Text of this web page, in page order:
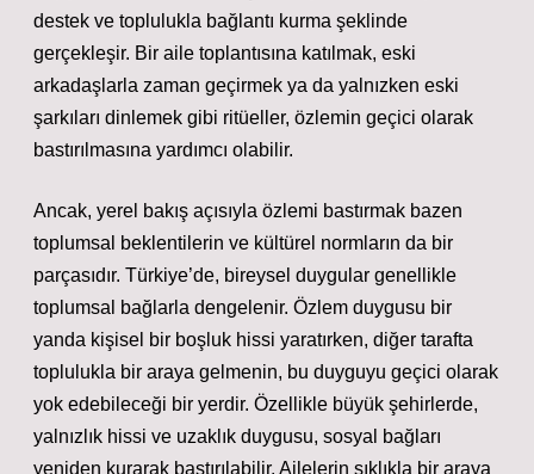
destek ve toplulukla bağlantı kurma şeklinde
gerçekleşir. Bir aile toplantısına katılmak, eski
arkadaşlarla zaman geçirmek ya da yalnızken eski
şarkıları dinlemek gibi ritüeller, özlemin geçici olarak
bastırılmasına yardımcı olabilir.
Ancak, yerel bakış açısıyla özlemi bastırmak bazen
toplumsal beklentilerin ve kültürel normların da bir
parçasıdır. Türkiye’de, bireysel duygular genellikle
toplumsal bağlarla dengelenir. Özlem duygusu bir
yanda kişisel bir boşluk hissi yaratırken, diğer tarafta
toplulukla bir araya gelmenin, bu duyguyu geçici olarak
yok edebileceği bir yerdir. Özellikle büyük şehirlerde,
yalnızlık hissi ve uzaklık duygusu, sosyal bağları
yeniden kurarak bastırılabilir. Ailelerin sıklıkla bir araya